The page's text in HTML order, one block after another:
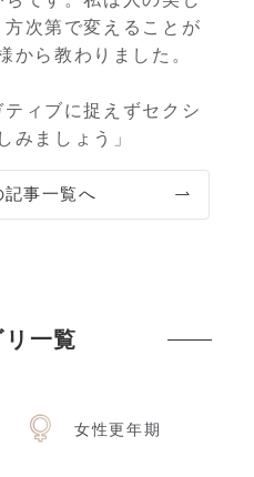
次第で変えることが
から教わりました。
ティブに捉えずセクシ
みましょう」
記事一覧へ
リ一覧
女性更年期